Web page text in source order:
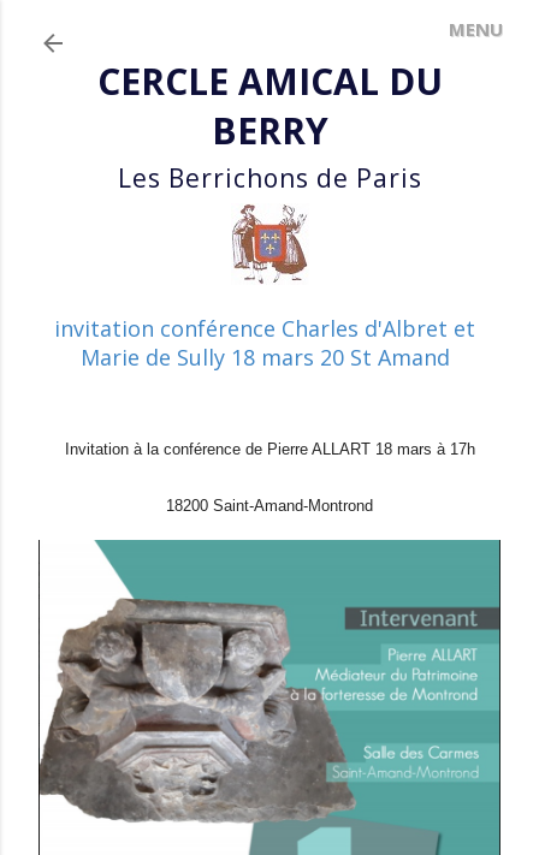
CERCLE AMICAL DU
BERRY
Les Berrichons de Paris
invitation conférence Charles d'Albret et
Marie de Sully 18 mars 20 St Amand
Invitation à la conférence de Pierre ALLART 18 mars à 17h
18200 Saint-Amand-Montrond